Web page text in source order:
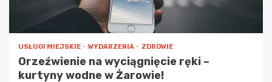
USŁUGI MIEJSKIE WYDARZENIA ZDROWIE
Orzeźwienie na wyciągnięcie ręki –
kurtyny wodne w Żarowie!